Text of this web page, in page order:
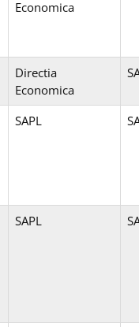
Economica
Directia
Economica
SAPL
SAPL